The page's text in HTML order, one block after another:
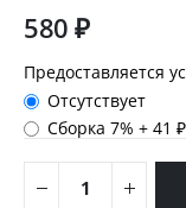
580 ₽
Предоставляется
Отсутствует
Сборка 7%+41 ₽